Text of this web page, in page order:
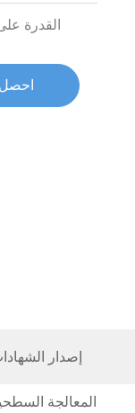
القدرة
إصدار
المعالجة